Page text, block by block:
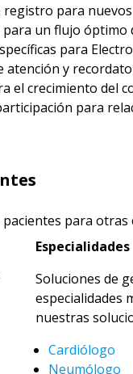
registro para
un flujo óptimo
para
atención y
el crecimiento del
para
para
Soluciones de
especialidades
nuestras
Cardiólogo
Neumólogo